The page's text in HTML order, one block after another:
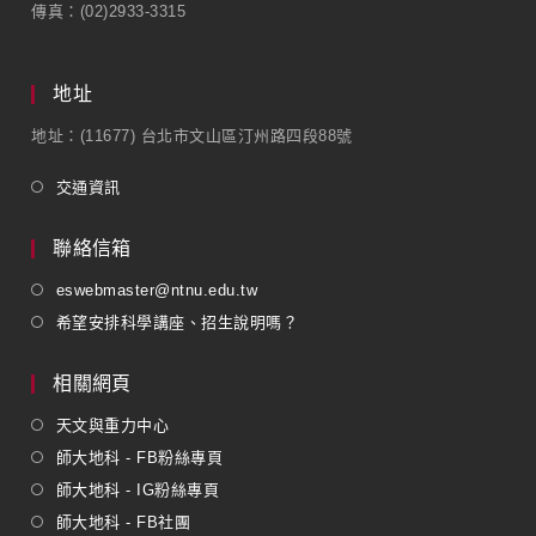
傳真：(02)2933-3315
地址
地址：(11677) 台北市文山區汀州路四段88號
交通資訊
聯絡信箱
eswebmaster@ntnu.edu.tw
希望安排科學講座、招生說明嗎？
相關網頁
天文與重力中心
師大地科 - FB粉絲專頁
師大地科 - IG粉絲專頁
師大地科 - FB社團